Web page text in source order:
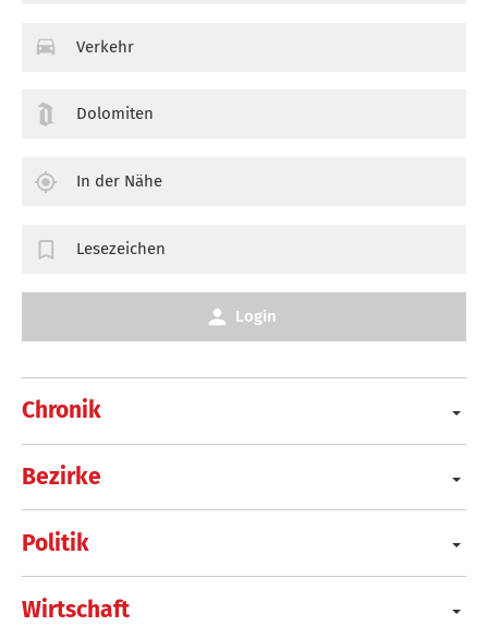
Chronik
Bezirke
Politik
Wirtschaft
Verkehr
Dolomiten
In der Nähe
Lesezeichen
Login